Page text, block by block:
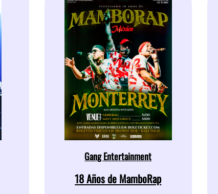
Gang Entertainment
18 Años de MamboRap